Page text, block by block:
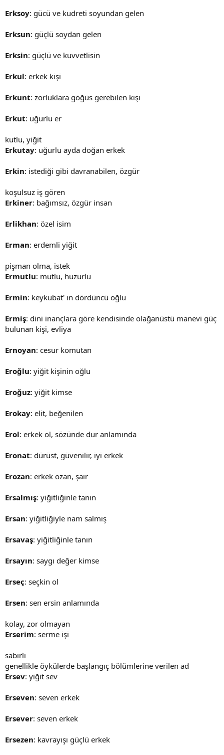
Erksoy: gücü ve kudreti soyundan gelen
Erksun: güçlü soydan gelen
Erksin: güçlü ve kuvvetlisin
Erkul: erkek kişi
Erkunt: zorluklara göğüs gerebilen kişi
Erkut: uğurlu er
kutlu, yiğit
Erkutay: uğurlu ayda doğan erkek
Erkin: istediği gibi davranabilen, özgür
koşulsuz iş gören
Erkiner: bağımsız, özgür insan
Erlikhan: özel isim
Erman: erdemli yiğit
pişman olma, istek
Ermutlu: mutlu, huzurlu
Ermin: keykubat' ın dördüncü oğlu
Ermiş: dini inançlara göre kendisinde olağanüstü manevi güç
bulunan kişi, evliya
Ernoyan: cesur komutan
Eroğlu: yiğit kişinin oğlu
Eroğuz: yiğit kimse
Erokay: elit, beğenilen
Erol: erkek ol, sözünde dur anlamında
Eronat: dürüst, güvenilir, iyi erkek
Erozan: erkek ozan, şair
Ersalmış: yiğitliğinle tanın
Ersan: yiğitliğiyle nam salmış
Ersavaş: yiğitliğinle tanın
Ersayın: saygı değer kimse
Erseç: seçkin ol
Ersen: sen ersin anlamında
kolay, zor olmayan
Erserim: serme işi
sabırlı
genellikle öykülerde başlangıç bölümlerine verilen ad
Ersev: yiğit sev
Erseven: seven erkek
Ersever: seven erkek
Ersezen: kavrayışı güçlü erkek